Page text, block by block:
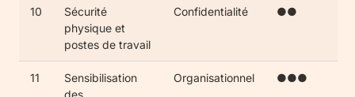
10
Sécurité
physique et
postes de travail
Confidentialité ●●
11
Sensibilisation
des
Organisationnel ●●●